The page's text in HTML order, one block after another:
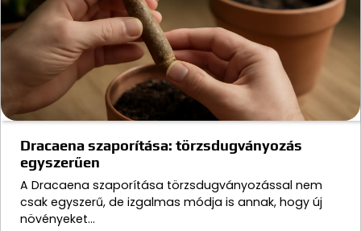
Dracaena szaporítása: törzsdugványozás
egyszerűen
A Dracaena szaporítása törzsdugványozással nem
csak egyszerű, de izgalmas módja is annak, hogy új
növényeket…